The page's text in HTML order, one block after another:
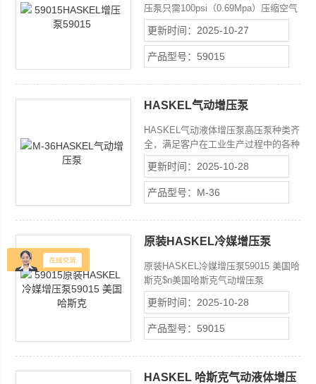
压泵只需100psi（0.69Mpa）压缩空气
驱动就可获得较大的输出流量。根据不
同工作要求，气动增压泵有多种系列产
品可供用户选择。
更新时间：2025-10-27
产品型号：59015
HASKEL气动增压泵
HASKEL气动液体增压泵高压泵种类齐
全，满足客户在工业生产过程中的各种
动力需求。HASKEL气动液体增压泵高
压气动泵主要用于阀件、管件等的静态
和爆破测试，或为一些液压工具、液压
设备提供动力
更新时间：2025-10-28
产品型号：M-36
原装HASKEL冷媒增压泵
原装HASKEL冷媒增压泵59015 美国哈
斯克$n美国哈斯克气动增压泵
59015$nHaskel空气增压器利用部分被
增压的空气作为动力，其余的气体被增
压后输出，无须其它气源或电源来作为
动力。
更新时间：2025-10-28
产品型号：59015
HASKEL 哈斯克气动液体增压